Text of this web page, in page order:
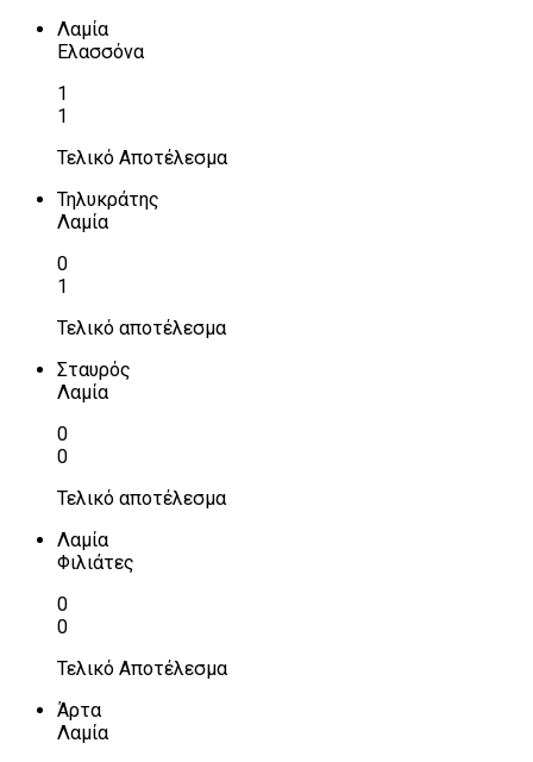
Λαμία
Ελασσόνα
1
1
Τελικό Αποτέλεσμα
Τηλυκράτης
Λαμία
0
1
Τελικό αποτέλεσμα
Σταυρός
Λαμία
0
0
Τελικό αποτέλεσμα
Λαμία
Φιλιάτες
0
0
Τελικό Αποτέλεσμα
Άρτα
Λαμία